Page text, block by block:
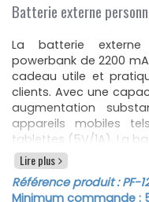
Batterie externe
La batterie
powerbank de 2200
cadeau utile et
clients. Avec une
augmentation
appareils mobiles
tablettes (5V/1A). La
via le câble USB
bleu une fois la charge
Fabriquée en
Lire plus
Référence produit :PF-
Minimum commande :